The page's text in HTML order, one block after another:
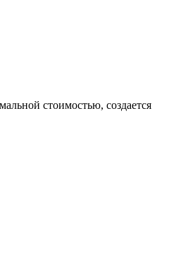
стоимостью, создается